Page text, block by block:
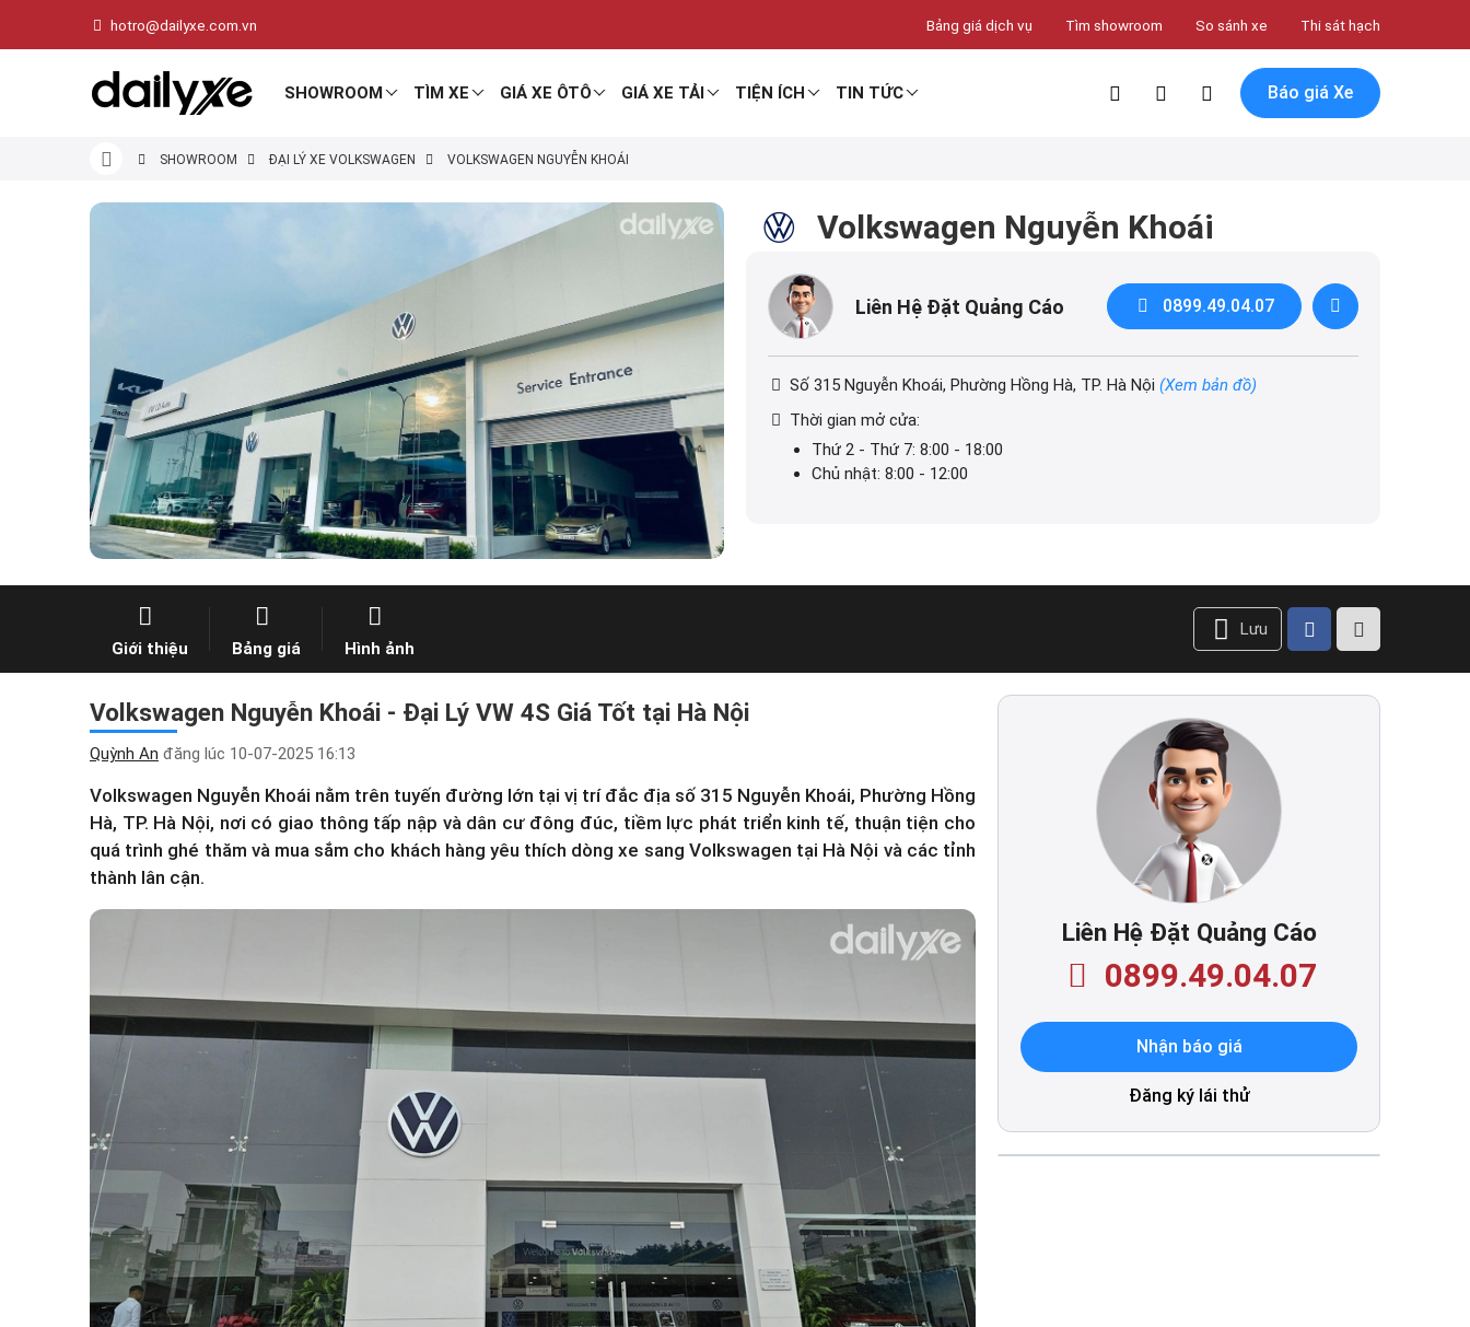
hotro@dailyxe.com.vn Bảng giá dịch vụ Tìm showroom So sánh xe Thi sát hạch
SHOWROOM TÌM XE GIÁ XE ÔTÔ GIÁ XE TẢI TIỆN ÍCH TIN TỨC Báo giá Xe
SHOWROOM ĐẠI LÝ XE VOLKSWAGEN VOLKSWAGEN NGUYỄN KHOÁI
Volkswagen Nguyễn Khoái
Liên Hệ Đặt Quảng Cáo 0899.49.04.07
Số 315 Nguyễn Khoái, Phường Hồng Hà, TP. Hà Nội (Xem bản đồ)
Thời gian mở cửa:
Thứ 2 - Thứ 7: 8:00 - 18:00
Chủ nhật: 8:00 - 12:00
Giới thiệu Bảng giá Hình ảnh
Lưu
Volkswagen Nguyễn Khoái - Đại Lý VW 4S Giá Tốt tại Hà Nội
Quỳnh An đăng lúc 10-07-2025 16:13
Volkswagen Nguyễn Khoái nằm trên tuyến đường lớn tại vị trí đắc địa số 315 Nguyễn Khoái, Phường Hồng
Hà, TP. Hà Nội, nơi có giao thông tấp nập và dân cư đông đúc, tiềm lực phát triển kinh tế, thuận tiện cho
quá trình ghé thăm và mua sắm cho khách hàng yêu thích dòng xe sang Volkswagen tại Hà Nội và các tỉnh
thành lân cận.
Liên Hệ Đặt Quảng Cáo
0899.49.04.07
Nhận báo giá
Đăng ký lái thử